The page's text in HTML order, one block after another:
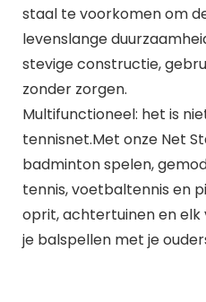
staal te voorkomen om
levenslange
stevige constructie,
zonder zorgen.
Multifunctioneel: het is
tennisnet.Met onze Net
badminton spelen,
tennis, voetbaltennis en
oprit, achtertuinen en elk
je balspellen met je